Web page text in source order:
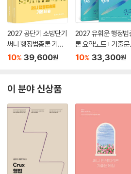
4. 법원직시험을 준비하는 학생들이라면 이
원행시(2023년)와 내년에 있을 변호사시험
인하시길 바랍니다.
이 교재를 보는 여러분에게 당부하고 싶은 말
다.
격이 실현됩니다.
바꾸시길 바랍니다.
이 교재를 읽고 강의를 듣고 중요도를 체크
도움이 되셨으면 하는 바람입니다. 수험민법
에, 지금 이 순간이 도움이 되고 있는지 확인
황된 만족감에 빠져있는 것은 아닌지, 정작
2027 공단기 소방단기
써니 행정법총론 기본
서
10% 39,600원
2027 유휘운 행정법
론 요약노트+기출문
(요.플.)
10% 33,300원
이 분야 신상품